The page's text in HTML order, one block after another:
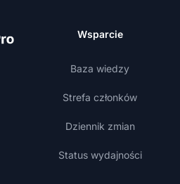
Wsparcie
Baza wiedzy
Strefa członków
Dziennik zmian
Status wydajności